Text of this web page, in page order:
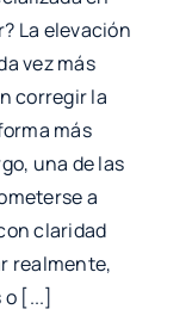
La elevación
vez más
corregir la
más
una de las
a
claridad
realmente,
o [...]